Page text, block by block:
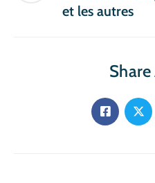
et les autres